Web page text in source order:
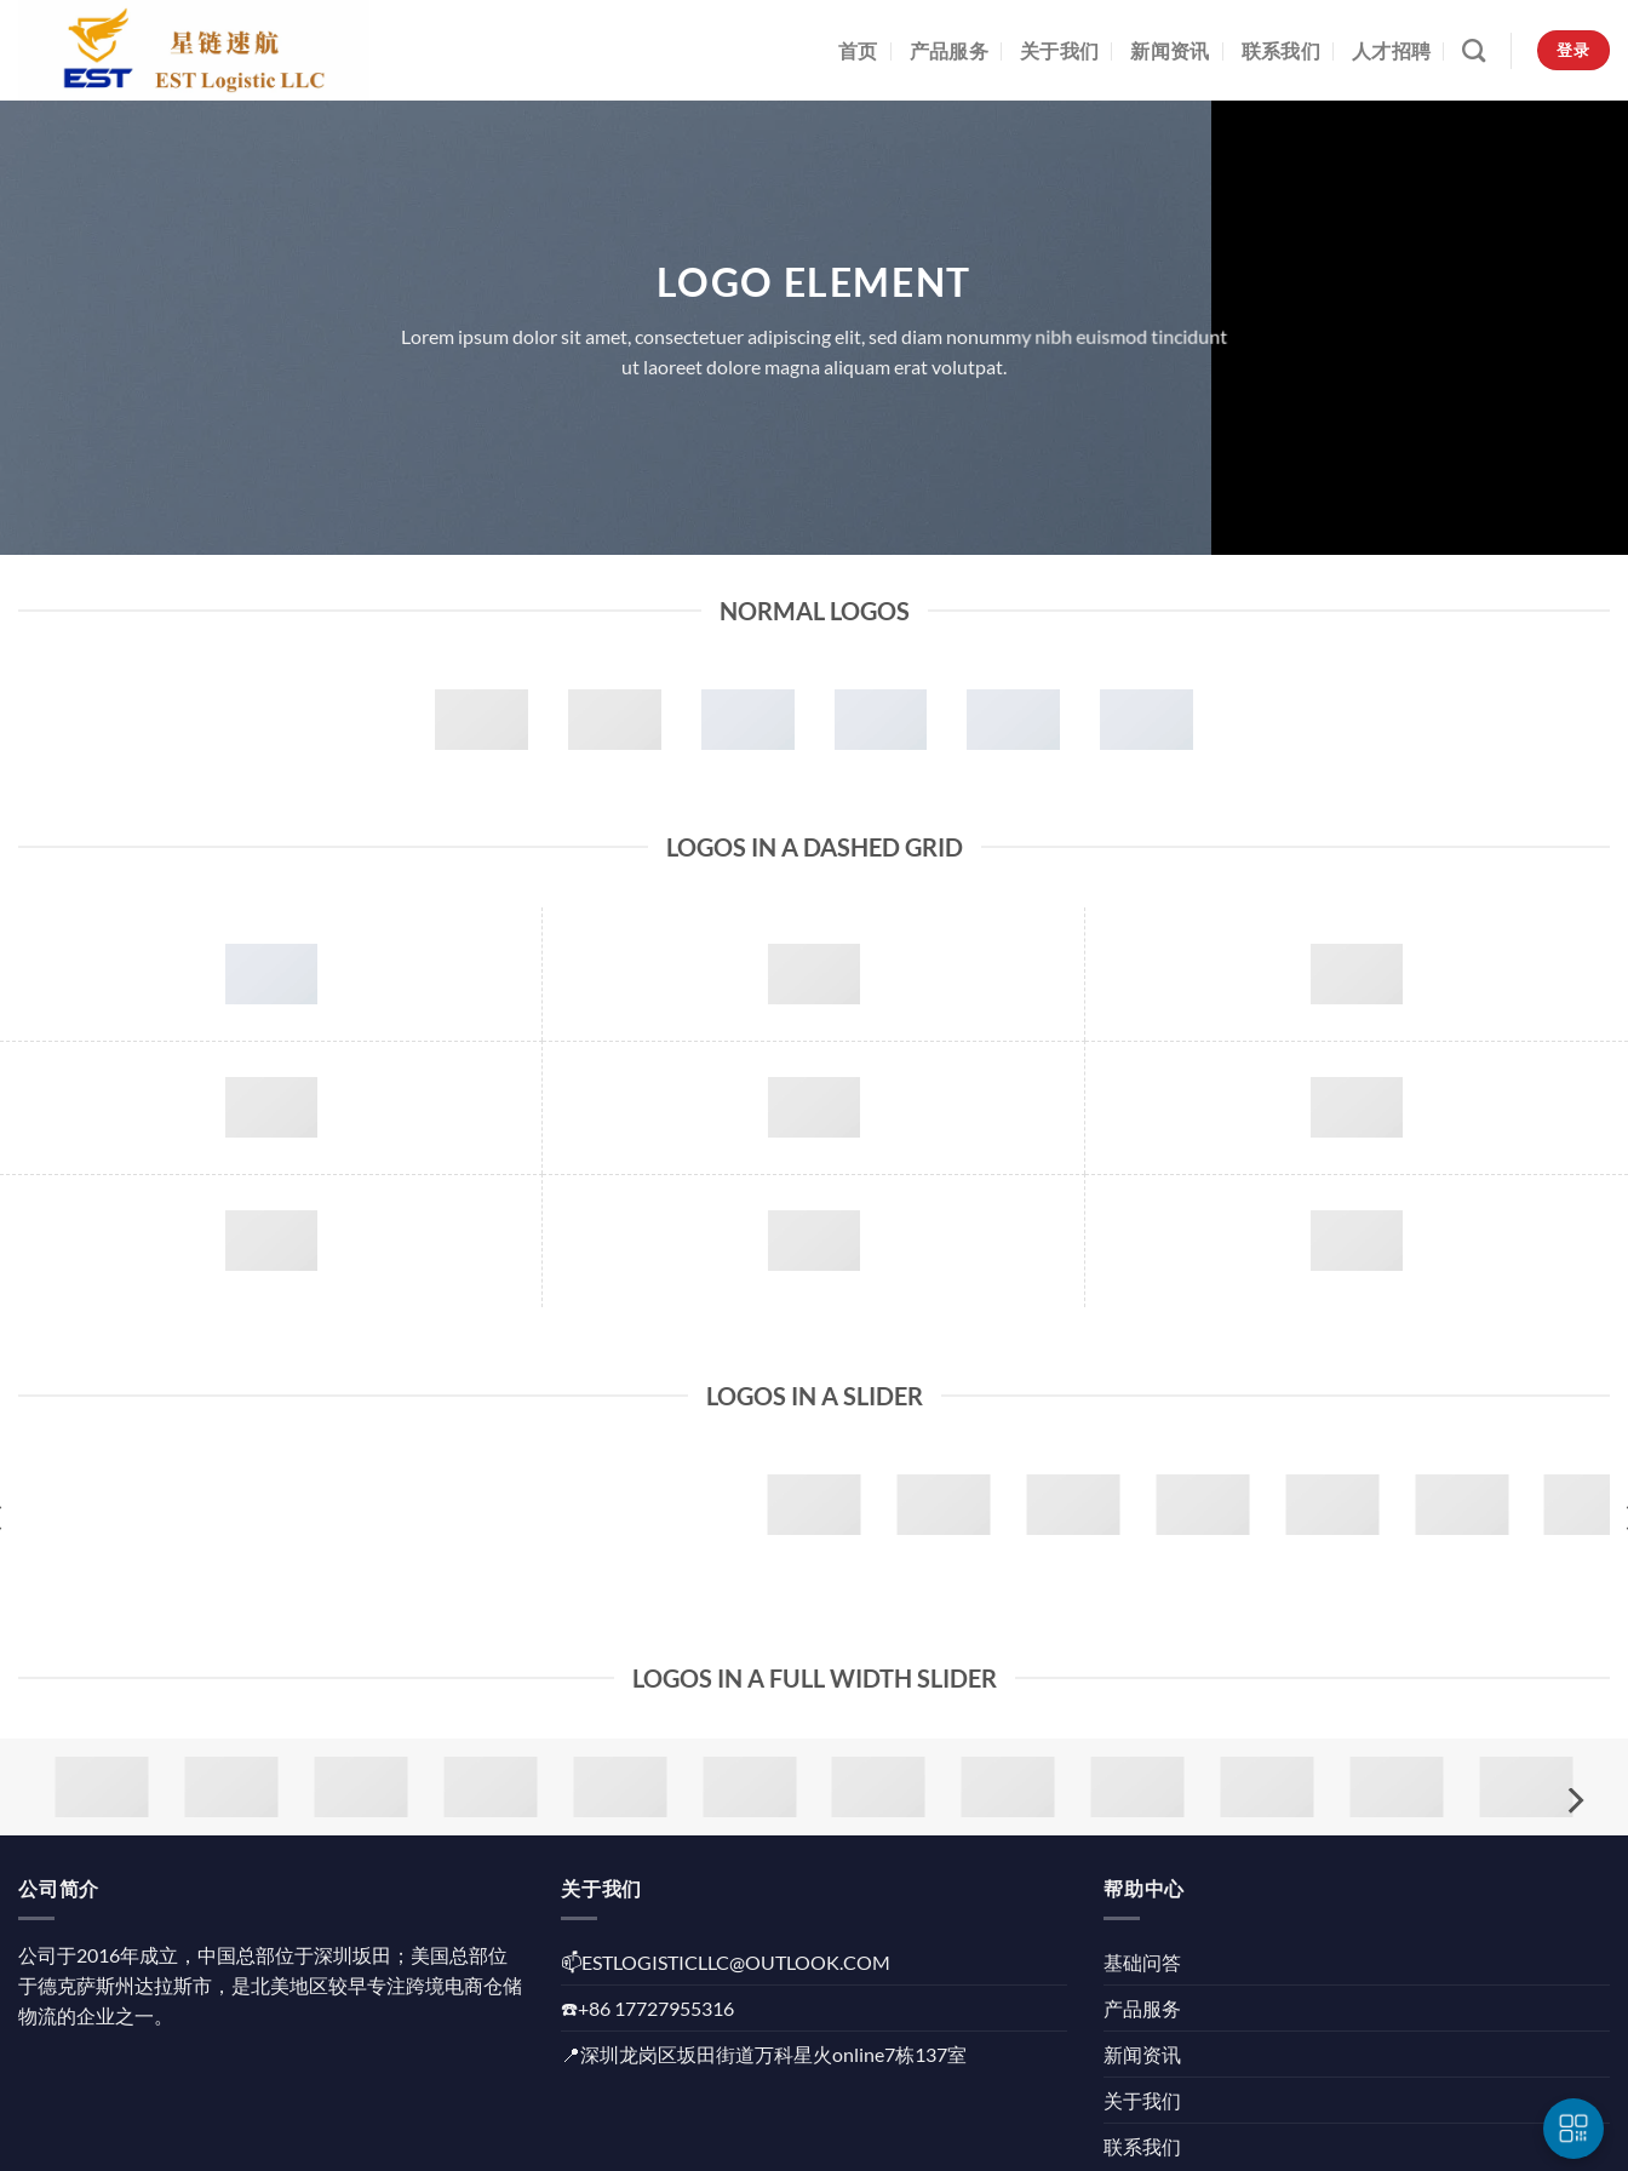
容
首页 产品服务 关于我们 新闻资讯 联系我们 人才招聘 登录
LOGO ELEMENT
Lorem ipsum dolor sit amet, consectetuer adipiscing elit, sed diam nonummy nibh euismod tincidunt
ut laoreet dolore magna aliquam erat volutpat.
NORMAL LOGOS
LOGOS IN A DASHED GRID
LOGOS IN A SLIDER
LOGOS IN A FULL WIDTH SLIDER
公司简介
公司于2016年成立，中国总部位于深圳坂田；美国总部位
于德克萨斯州达拉斯市，是北美地区较早专注跨境电商仓储
物流的企业之一。
关于我们
📫️ESTLOGISTICLLC@OUTLOOK.COM
☎️+86 17727955316
📍深圳龙岗区坂田街道万科星火online7栋137室
帮助中心
基础问答
产品服务
新闻资讯
关于我们
联系我们